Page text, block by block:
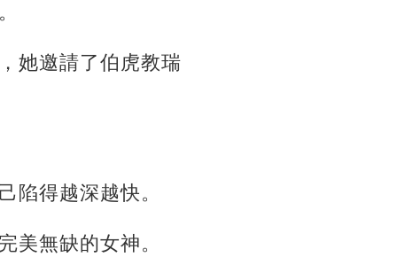
她邀請了伯虎教瑞
陷得越深越快。
美無缺的女神。